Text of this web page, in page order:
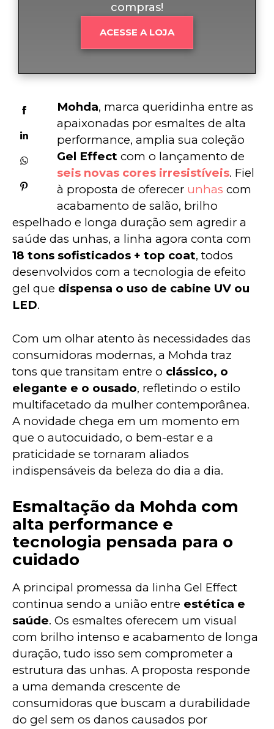
compras!
ACESSE A LOJA
Mohda, marca queridinha entre as
apaixonadas por esmaltes de alta
performance, amplia sua coleção
Gel Effect com o lançamento de
seis novas cores irresistíveis. Fiel
à proposta de oferecer unhas com
acabamento de salão, brilho
espelhado e longa duração sem agredir a
saúde das unhas, a linha agora conta com
18 tons sofisticados + top coat, todos
desenvolvidos com a tecnologia de efeito
gel que dispensa o uso de cabine UV ou
LED.
Com um olhar atento às necessidades das
consumidoras modernas, a Mohda traz
tons que transitam entre o clássico, o
elegante e o ousado, refletindo o estilo
multifacetado da mulher contemporânea.
A novidade chega em um momento em
que o autocuidado, o bem-estar e a
praticidade se tornaram aliados
indispensáveis da beleza do dia a dia.
Esmaltação da Mohda com
alta performance e
tecnologia pensada para o
cuidado
A principal promessa da linha Gel Effect
continua sendo a união entre estética e
saúde. Os esmaltes oferecem um visual
com brilho intenso e acabamento de longa
duração, tudo isso sem comprometer a
estrutura das unhas. A proposta responde
a uma demanda crescente de
consumidoras que buscam a durabilidade
do gel sem os danos causados por